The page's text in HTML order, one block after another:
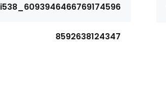
i538_6093946466769174596
8592638124347